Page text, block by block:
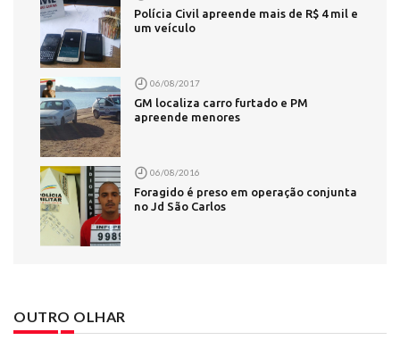
Polícia Civil apreende mais de R$ 4 mil e
um veículo
06/08/2017
GM localiza carro furtado e PM
apreende menores
06/08/2016
Foragido é preso em operação conjunta
no Jd São Carlos
OUTRO OLHAR